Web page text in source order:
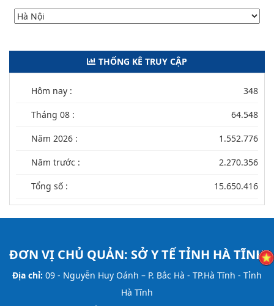
THỐNG KÊ TRUY CẬP
Hôm nay : 348
Tháng 08 : 64.548
Năm 2026 : 1.552.776
Năm trước : 2.270.356
Tổng số : 15.650.416
ĐƠN VỊ CHỦ QUẢN: SỞ Y TẾ TỈNH HÀ TĨNH
Địa chỉ: 09 - Nguyễn Huy Oánh – P. Bắc Hà - TP.Hà Tĩnh - Tỉnh
Hà Tĩnh